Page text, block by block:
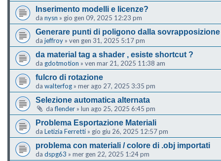
Inserimento modelli e licenze?
da nysn » gio gen 09, 2025 12:23 pm
Generare punti di poligono dalla
da jeffroy » ven gen 31, 2025 5:17 pm
da material tag a shader , esiste shortcut ?
da gdotmotion » ven mar 21, 2025 11:38 am
fulcro di rotazione
da walterfog » mer ago 27, 2025 3:35 pm
Selezione automatica alternata
daflender » lun ago 25, 2025 6:45 pm
Problema Esportazione Materiali
da Letizia Ferretti » gio giu 26, 2025 12:57 pm
problema con materiali / colore di .obj importati
da dspg63 » mer gen 22, 2025 1:24 pm